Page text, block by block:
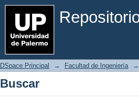
Buscar
DSpace Principal → Facultad de Ingeniería →
Buscar